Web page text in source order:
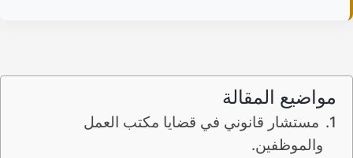
مواضيع المقالة
مستشار قانوني في قضايا مكتب العمل
والموظفين.